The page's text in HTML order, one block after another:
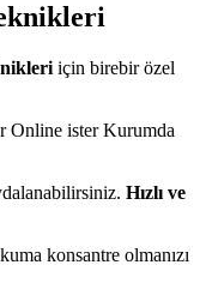
için birebir özel
Online ister Kurumda
Hızlı ve
konsantre olmanızı